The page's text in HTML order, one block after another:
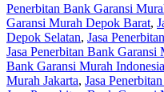
Penerbitan Bank Garansi
Garansi Murah Depok Barat,
Depok Selatan, Jasa
Jasa Penerbitan Bank
Bank Garansi Murah Indonesia
Murah Jakarta, Jasa